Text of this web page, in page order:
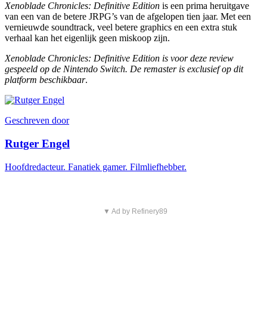
Xenoblade Chronicles: Definitive Edition is een prima heruitgave
van een van de betere JRPG’s van de afgelopen tien jaar. Met een
vernieuwde soundtrack, veel betere graphics en een extra stuk
verhaal kan het eigenlijk geen miskoop zijn.
Xenoblade Chronicles: Definitive Edition is voor deze review
gespeeld op de Nintendo Switch. De remaster is exclusief op dit
platform beschikbaar.
Geschreven door
Rutger Engel
Hoofdredacteur. Fanatiek gamer. Filmliefhebber.
▼ Ad by Refinery89